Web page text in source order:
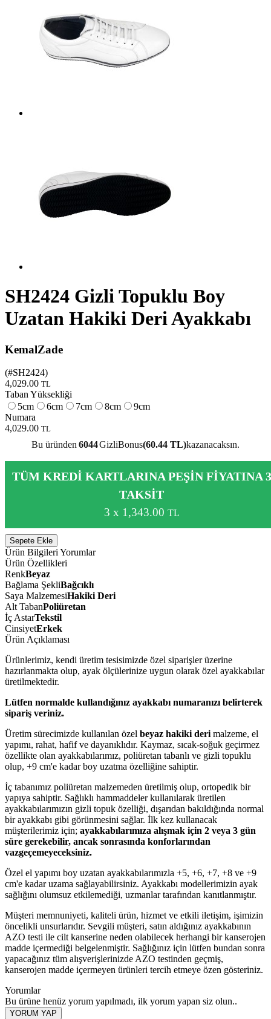
SH2424 Gizli Topuklu Boy
Uzatan Hakiki Deri Ayakkabı
KemalZade
(#SH2424)
4,029.00 TL
Taban Yüksekliği
5cm
6cm 7cm 8cm
9cm
Numara
4,029.00 TL
Bu üründen 6044GizliBonus(60.44 TL)kazanacaksın.
TÜM KREDİ KARTLARINA PEŞİN FİYATINA 3
TAKSİT
3 x 1,343.00 TL
Sepete Ekle
Ürün Bilgileri Yorumlar
Ürün Özellikleri
RenkBeyaz
Bağlama ŞekliBağcıklı
Saya MalzemesiHakiki Deri
Alt TabanPoliüretan
İç AstarTekstil
CinsiyetErkek
Ürün Açıklaması
Ürünlerimiz, kendi üretim tesisimizde özel siparişler üzerine
hazırlanmakta olup, ayak ölçülerinize uygun olarak özel ayakkabılar
üretilmektedir.
Lütfen normalde kullandığınız ayakkabı numaranızı belirterek
sipariş veriniz.
Üretim sürecimizde kullanılan özel beyaz hakiki deri malzeme, el
yapımı, rahat, hafif ve dayanıklıdır. Kaymaz, sıcak-soğuk geçirmez
özellikte olan ayakkabılarımız, poliüretan tabanlı ve gizli topuklu
olup, +9 cm'e kadar boy uzatma özelliğine sahiptir.
İç tabanımız poliüretan malzemeden üretilmiş olup, ortopedik bir
yapıya sahiptir. Sağlıklı hammaddeler kullanılarak üretilen
ayakkabılarımızın gizli topuk özelliği, dışarıdan bakıldığında normal
bir ayakkabı gibi görünmesini sağlar. İlk kez kullanacak
müşterilerimiz için; ayakkabılarımıza alışmak için 2 veya 3 gün
süre gerekebilir, ancak sonrasında konforlarından
vazgeçemeyeceksiniz.
Özel el yapımı boy uzatan ayakkabılarımızla +5, +6, +7, +8 ve +9
cm'e kadar uzama sağlayabilirsiniz. Ayakkabı modellerimizin ayak
sağlığını olumsuz etkilemediği, uzmanlar tarafından kanıtlanmıştır.
Müşteri memnuniyeti, kaliteli ürün, hizmet ve etkili iletişim, işimizin
öncelikli unsurlarıdır. Sevgili müşteri, satın aldığınız ayakkabının
AZO testi ile cilt kanserine neden olabilecek herhangi bir kanserojen
madde içermediği belgelenmiştir. Sağlığınız için lütfen bundan sonra
yapacağınız tüm alışverişlerinizde AZO testinden geçmiş,
kanserojen madde içermeyen ürünleri tercih etmeye özen gösteriniz.
Yorumlar
Bu ürüne henüz yorum yapılmadı, ilk yorum yapan siz olun..
YORUM YAP